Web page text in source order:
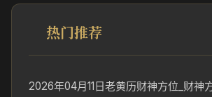
热门推荐